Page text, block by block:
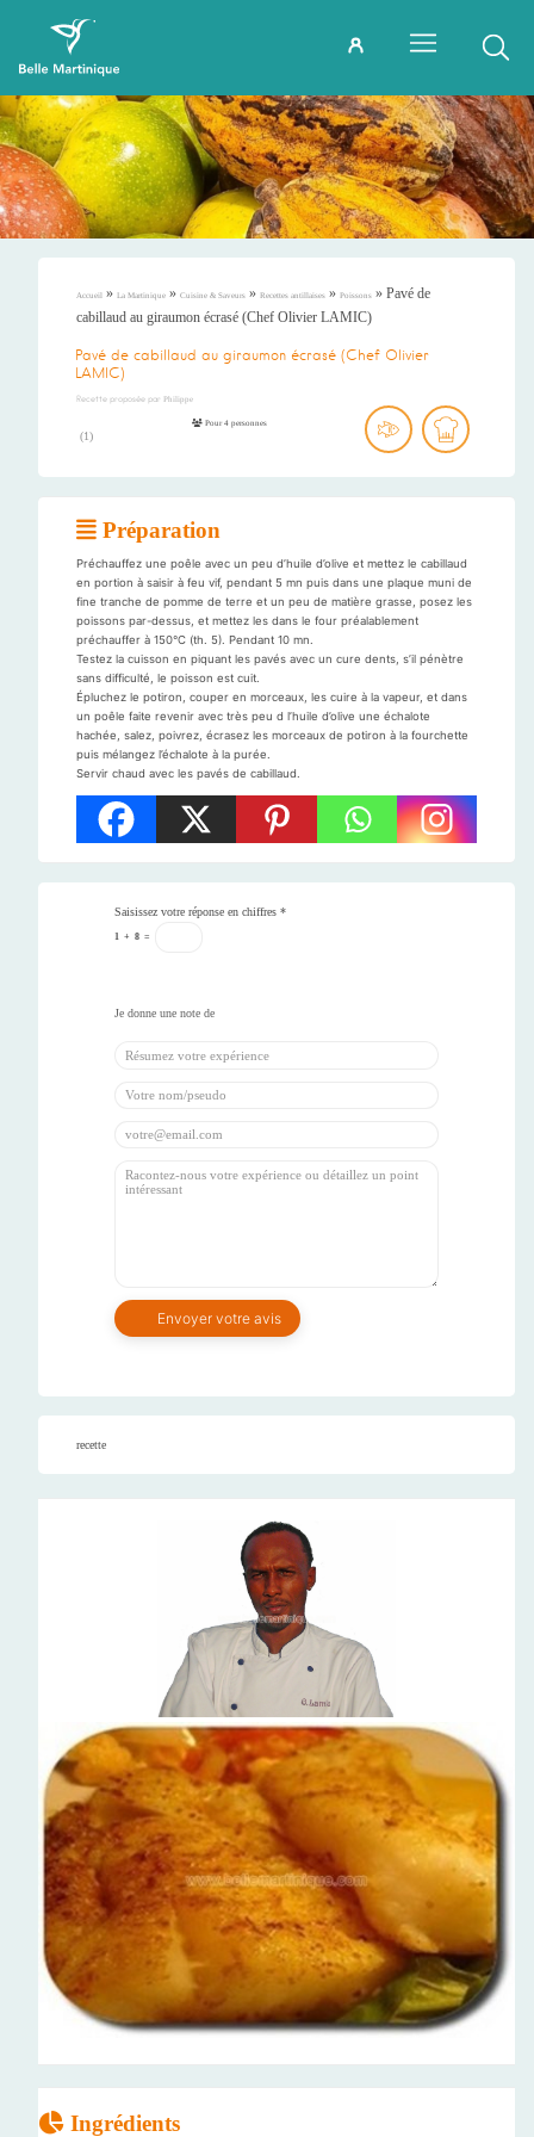
Accueil » La Martinique » Cuisine & Saveurs » Recettes antillaises » Poissons » Pavé de
cabillaud au giraumon écrasé (Chef Olivier LAMIC)
Pavé de cabillaud au giraumon écrasé (Chef Olivier
LAMIC)
Recette proposée par Philippe
(1)
Pour 4 personnes
Préparation
Préchauffez une poêle avec un peu d’huile d’olive et mettez le cabillaud
en portion à saisir à feu vif, pendant 5 mn puis dans une plaque muni de
fine tranche de pomme de terre et un peu de matière grasse, posez les
poissons par-dessus, et mettez les dans le four préalablement
préchauffer à 150°C (th. 5). Pendant 10 mn.
Testez la cuisson en piquant les pavés avec un cure dents, s’il pénètre
sans difficulté, le poisson est cuit.
Épluchez le potiron, couper en morceaux, les cuire à la vapeur, et dans
un poêle faite revenir avec très peu d l’huile d’olive une échalote
hachée, salez, poivrez, écrasez les morceaux de potiron à la fourchette
puis mélangez l’échalote à la purée.
Servir chaud avec les pavés de cabillaud.
Saisissez votre réponse en chiffres *
1 + 8 =
recette
Ingrédients